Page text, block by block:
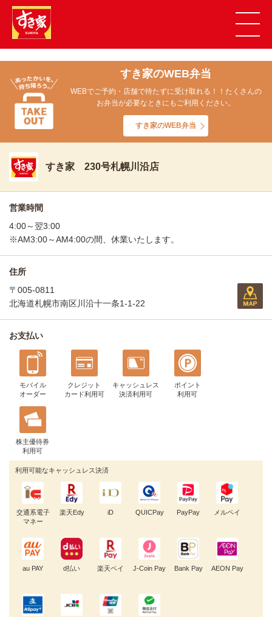
すき家のWEB弁当
WEBでご予約・店舗で待たずに受け取れる！！たくさんの
お弁当が必要なときにもご利用ください。
すき家のWEB弁当
すき家 230号札幌川沿店
営業時間
4:00～翌3:00
※AM3:00～AM4:00の間、休業いたします。
住所
〒005-0811
北海道札幌市南区川沿十一条1-1-22
お支払い
モバイル
オーダー
クレジット
カード利用可
キャッシュレス
決済利用可
ポイント
利用可
株主優待券
利用可
利用可能なキャッシュレス決済
交通系電子
マネー
楽天Edy iD QUICPay PayPay メルペイ
au PAY d払い 楽天ペイ J-Coin Pay Bank Pay AEON Pay